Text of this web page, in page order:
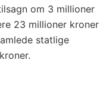
om 3 millioner
23 millioner kroner
statlige